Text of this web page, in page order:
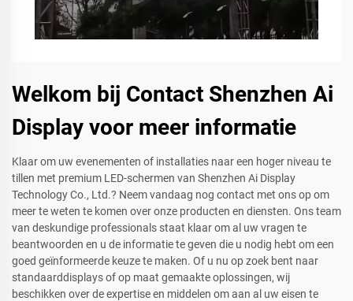
Welkom bij Contact Shenzhen Ai
Display voor meer informatie
Klaar om uw evenementen of installaties naar een hoger niveau te
tillen met premium LED-schermen van Shenzhen Ai Display
Technology Co., Ltd.? Neem vandaag nog contact met ons op om
meer te weten te komen over onze producten en diensten. Ons team
van deskundige professionals staat klaar om al uw vragen te
beantwoorden en u de informatie te geven die u nodig hebt om een
goed geïnformeerde keuze te maken. Of u nu op zoek bent naar
standaarddisplays of op maat gemaakte oplossingen, wij
beschikken over de expertise en middelen om aan al uw eisen te